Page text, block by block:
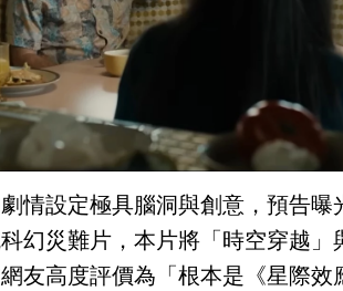
劇情設定極具腦洞與創意，預告曝
幻災難片，本片將「時空穿越」
友高度評價為「根本是《星際效